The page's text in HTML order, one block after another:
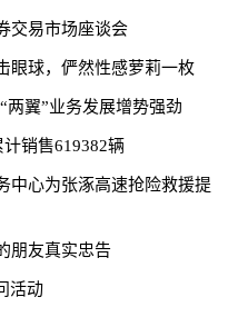
交易市场座谈会
眼球，俨然性感萝莉一枚
两翼”业务发展增势强劲
销售619382辆
中心为张涿高速抢险救援提
朋友真实忠告
活动